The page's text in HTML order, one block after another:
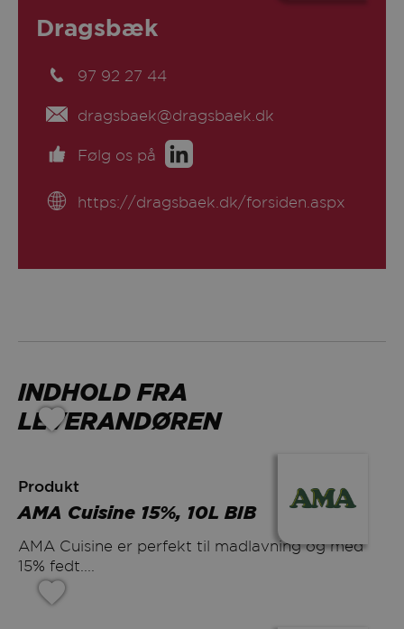
Dragsbæk
97 92 27 44
dragsbaek@dragsbaek.dk
Følg os på
https://dragsbaek.dk/forsiden.aspx
INDHOLD FRA
LEVERANDØREN
Produkt
AMA Cuisine 15%, 10L BIB
AMA Cuisine er perfekt til madlavning og med
15% fedt....